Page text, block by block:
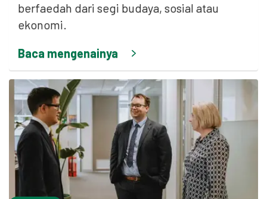
berfaedah dari segi budaya, sosial atau
ekonomi.
Baca mengenainya